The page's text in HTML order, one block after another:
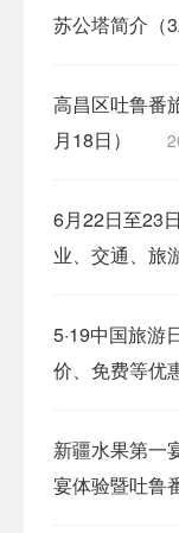
苏公塔简介（
高昌区吐鲁番
月18日）
6月22日至23
业、交通、旅
5·19中国旅游
价、免费等优
新疆水果第
宴体验暨吐鲁